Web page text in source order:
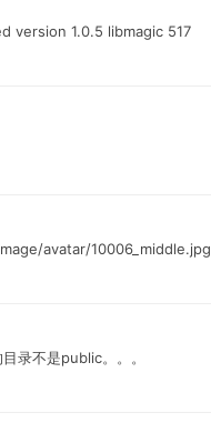
version 1.0.5 libmagic 517
avatar/10006_middle.jpg
录不是public。。。